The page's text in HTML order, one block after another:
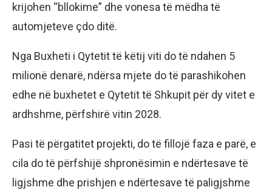
krijohen “bllokime” dhe vonesa të mëdha të
automjeteve çdo ditë.
Nga Buxheti i Qytetit të këtij viti do të ndahen 5
milionë denarë, ndërsa mjete do të parashikohen
edhe në buxhetet e Qytetit të Shkupit për dy vitet e
ardhshme, përfshirë vitin 2028.
Pasi të përgatitet projekti, do të fillojë faza e parë, e
cila do të përfshijë shpronësimin e ndërtesave të
ligjshme dhe prishjen e ndërtesave të paligjshme